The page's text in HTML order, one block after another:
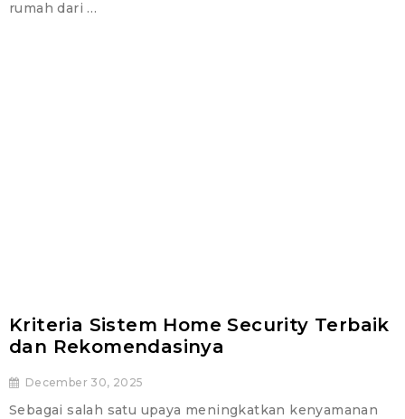
rumah dari …
Kriteria Sistem Home Security Terbaik
dan Rekomendasinya
December 30, 2025
Sebagai salah satu upaya meningkatkan kenyamanan